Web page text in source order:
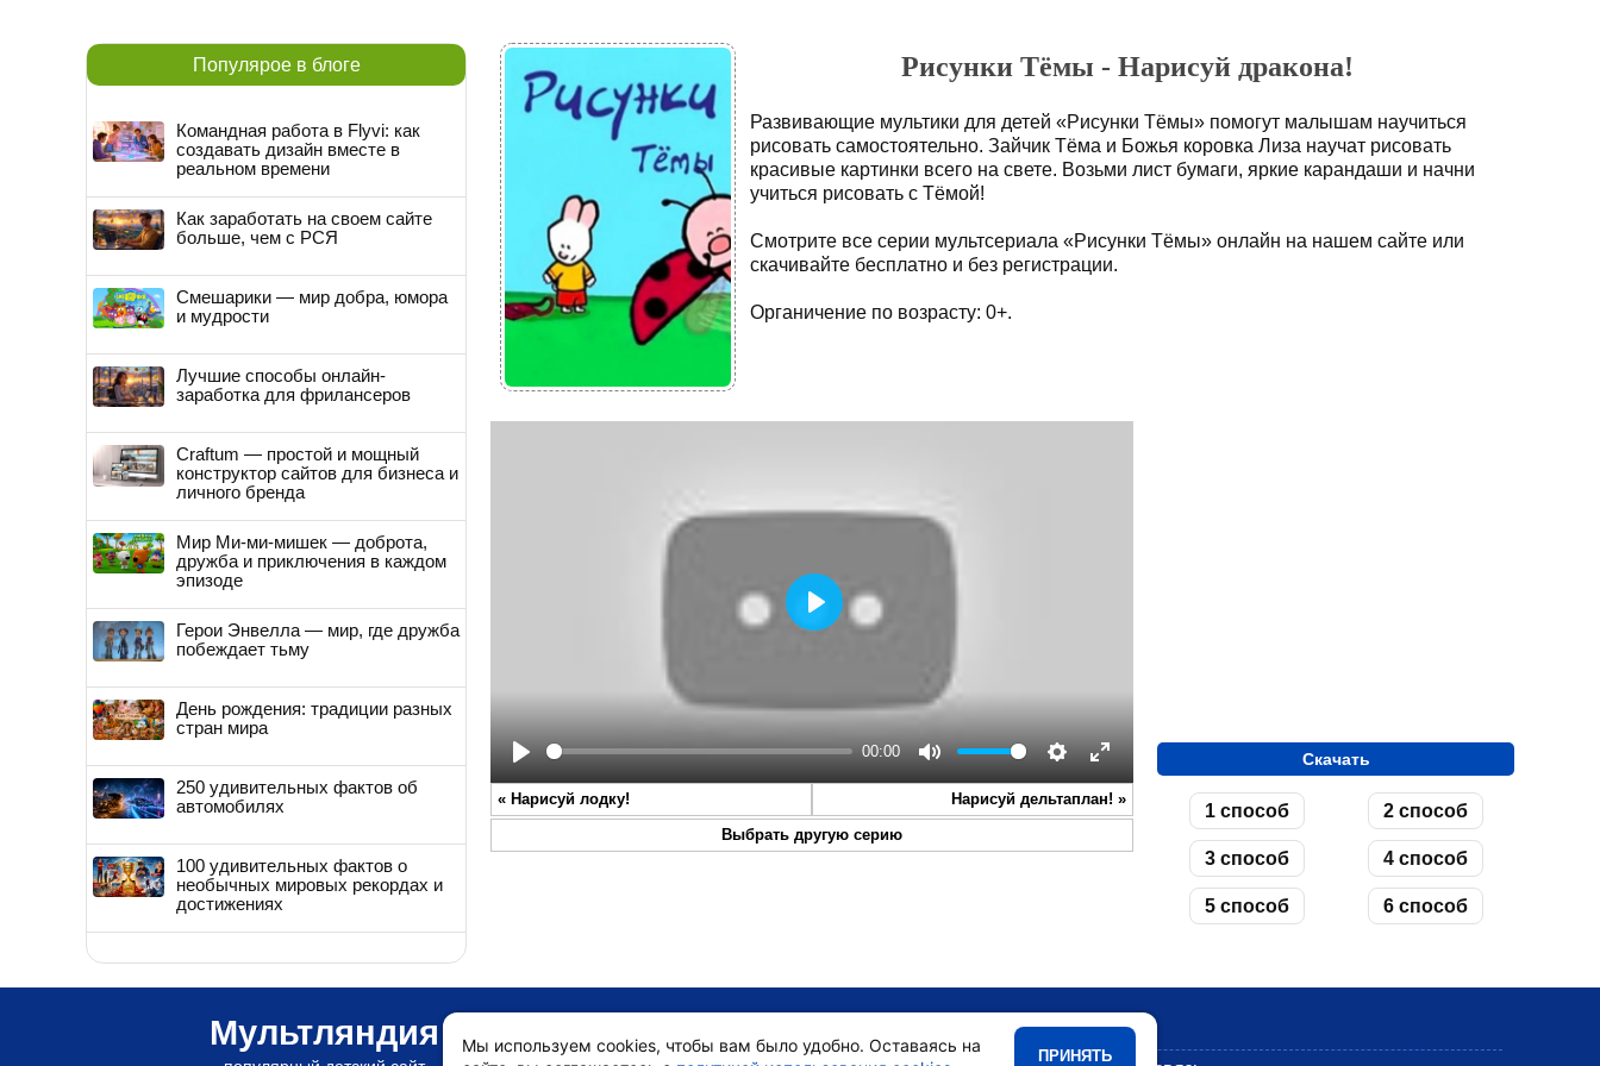
Рисунки Тёмы - Нарисуй дракона!
Развивающие мультики для детей «Рисунки Тёмы» помогут малышам научиться
рисовать самостоятельно. Зайчик Тёма и Божья коровка Лиза научат рисовать
красивые картинки всего на свете. Возьми лист бумаги, яркие карандаши и начни
учиться рисовать с Тёмой!
Смотрите все серии мультсериала «Рисунки Тёмы» онлайн на нашем сайте или
скачивайте бесплатно и без регистрации.
Органичение по возрасту: 0+.
Play
00:00
Mute Settings
Enter
fullscreen
Play
« Нарисуй лодку! Нарисуй дельтаплан! »
Выбрать другую серию
Скачать
1 способ 2 способ
3 способ 4 способ
5 способ 6 способ
Популярое в блоге
Командная работа в Flyvi: как
создавать дизайн вместе в
реальном времени
Как заработать на своем сайте
больше, чем с РСЯ
Смешарики — мир добра, юмора
и мудрости
Лучшие способы онлайн-
заработка для фрилансеров
Craftum — простой и мощный
конструктор сайтов для бизнеса и
личного бренда
Мир Ми-ми-мишек — доброта,
дружба и приключения в каждом
эпизоде
Герои Энвелла — мир, где дружба
побеждает тьму
День рождения: традиции разных
стран мира
250 удивительных фактов об
автомобилях
100 удивительных фактов о
необычных мировых рекордах и
достижениях
Мультляндия •Мультики
Мы используем cookies, чтобы вам было удобно. Оставаясь на
ПРИНЯТЬ